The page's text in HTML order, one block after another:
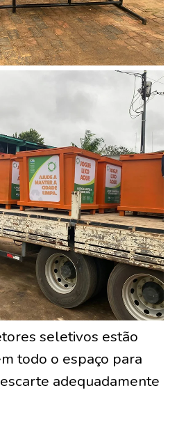
seletivos estão
todo o espaço para
adequadamente